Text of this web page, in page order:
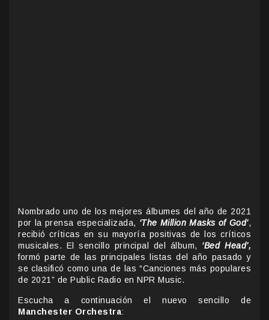
Nombrado uno de los mejores álbumes del año de 2021
por la prensa especializada, ‘The Million Masks of God’,
recibió críticas en su mayoría positivas de los críticos
musicales. El sencillo principal del álbum, ‘Bed Head’,
formó parte de las principales listas del año pasado y
se clasificó como una de las “Canciones más populares
de 2021” de Public Radio en NPR Music.
Escucha a continuación el nuevo sencillo de
Manchester Orchestra: